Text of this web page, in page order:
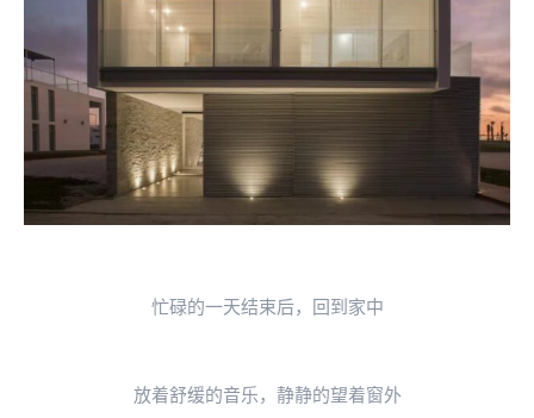
忙碌的一天结束后，回到家中
放着舒缓的音乐，静静的望着窗外